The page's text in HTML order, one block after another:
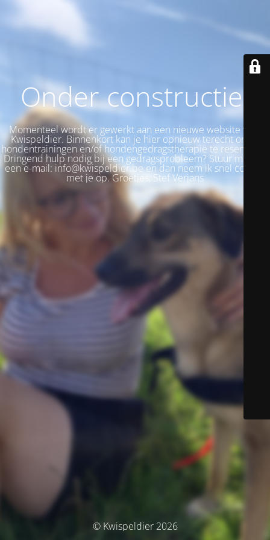
Onder constructie!
Momenteel wordt er gewerkt aan een nieuwe website voor
Kwispeldier. Binnenkort kan je hier opnieuw terecht om je
hondentrainingen en/of hondengedragstherapie te reserveren.
Dringend hulp nodig bij een gedragsprobleem? Stuur me dan
een e-mail: info@kwispeldier.be en dan neem ik snel contact
met je op. Groetjes, Stef Verjans
© Kwispeldier 2026